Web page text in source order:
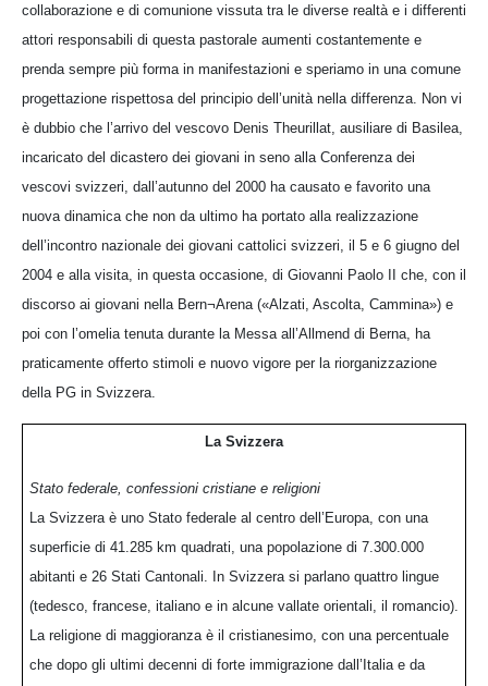
collaborazione e di comunione vissuta tra le diverse realtà e i differenti
attori responsabili di questa pastorale aumenti costantemente e
prenda sempre più forma in manifestazioni e speriamo in una comune
progettazione rispettosa del principio dell’unità nella differenza. Non vi
è dubbio che l’arrivo del vescovo Denis Theurillat, ausiliare di Basilea,
incaricato del dicastero dei giovani in seno alla Conferenza dei
vescovi svizzeri, dall’autunno del 2000 ha causato e favorito una
nuova dinamica che non da ultimo ha portato alla realizzazione
dell’incontro nazionale dei giovani cattolici svizzeri, il 5 e 6 giugno del
2004 e alla visita, in questa occasione, di Giovanni Paolo II che, con il
discorso ai giovani nella Bern¬Arena («Alzati, Ascolta, Cammina») e
poi con l’omelia tenuta durante la Messa all’Allmend di Berna, ha
praticamente offerto stimoli e nuovo vigore per la riorganizzazione
della PG in Svizzera.
La Svizzera
Stato federale, confessioni cristiane e religioni
La Svizzera è uno Stato federale al centro dell’Europa, con una
superficie di 41.285 km quadrati, una popolazione di 7.300.000
abitanti e 26 Stati Cantonali. In Svizzera si parlano quattro lingue
(tedesco, francese, italiano e in alcune vallate orientali, il romancio).
La religione di maggioranza è il cristianesimo, con una percentuale
che dopo gli ultimi decenni di forte immigrazione dall’Italia e da